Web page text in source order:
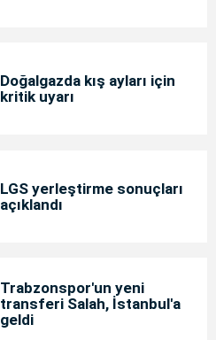
Doğalgazda kış ayları için
kritik uyarı
LGS yerleştirme sonuçları
açıklandı
Trabzonspor'un yeni
transferi Salah, İstanbul'a
geldi